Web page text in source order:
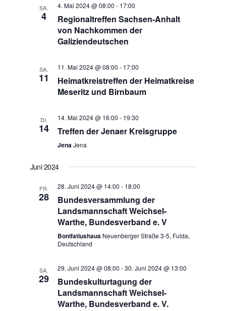
SA.
4
4. Mai 2024 @ 08:00 - 17:00
Regionaltreffen Sachsen-Anhalt
von Nachkommen der
Galiziendeutschen
SA.
11
11. Mai 2024 @ 08:00 - 17:00
Heimatkreistreffen der Heimatkreise
Meseritz und Birnbaum
DI.
14
14. Mai 2024 @ 16:00 - 19:30
Treffen der Jenaer Kreisgruppe
JenaJena
Juni 2024
FR.
28
28. Juni 2024 @ 14:00 - 18:00
Bundesversammlung der
Landsmannschaft Weichsel-
Warthe, Bundesverband e. V
Bonifatiushaus Neuenberger Straße 3-5, Fulda,
Deutschland
SA.
29
29. Juni 2024 @ 08:00 -30. Juni 2024 @ 13:00
Bundeskulturtagung der
Landsmannschaft Weichsel-
Warthe, Bundesverband e. V.